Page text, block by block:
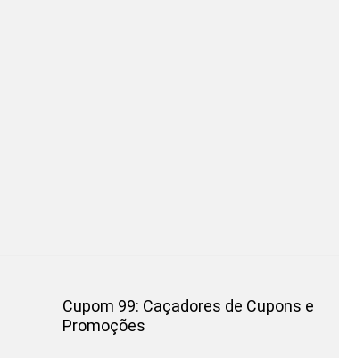
Cupom 99: Caçadores de Cupons e
Promoções